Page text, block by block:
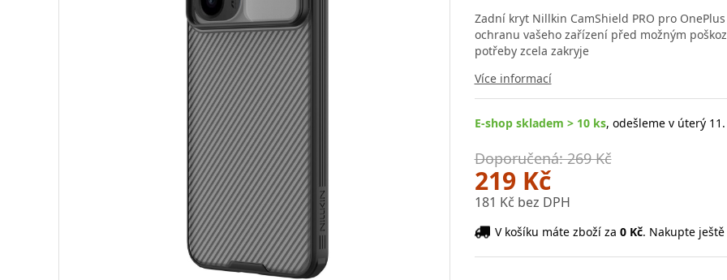
Zadní kryt Nillkin CamShield PRO pro
ochranu vašeho zařízení před možným
potřeby zcela zakryje
Více informací
E-shop skladem > 10 ks, odešleme v úterý 11.
Doporučená: 269 Kč
219 Kč
181 Kč bez DPH
V košíku máte zboží za 0 Kč. Nakupte ještě